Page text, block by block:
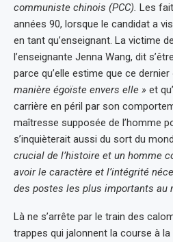
communiste chinois (PCC). Les
années 90, lorsque le candidat a
en tant qu’enseignant. La victime
l’enseignante Jenna Wang, dit
parce qu’elle estime que ce dernier
manière égoïste envers elle » et
carrière en péril par son
maîtresse supposée de l’homme
s’inquièterait aussi du sort du
crucial de l’histoire et un homme
avoir le caractère et l’intégrité
des postes les plus importants au
Là ne s’arrête par le train des
trappes qui jalonnent la course à la